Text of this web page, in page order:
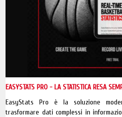
EASYSTATS PRO - LA STATISTICA RESA
EasyStats Pro è la soluzione
trasformare dati complessi in